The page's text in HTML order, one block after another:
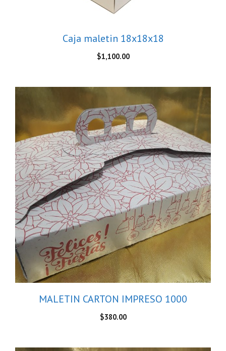
Caja maletin 18x18x18
$1,100.00
MALETIN CARTON IMPRESO 1000
$380.00